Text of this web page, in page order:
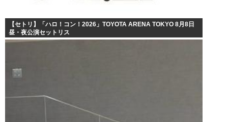
【セトリ】「ハロ！コン！2026」TOYOTA ARENA TOKYO 8月8日
昼・夜公演セットリス